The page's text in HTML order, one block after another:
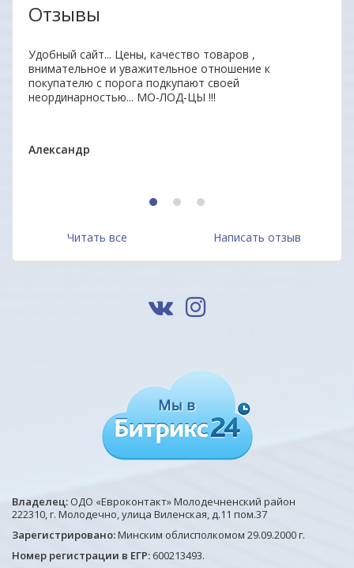
Отзывы
Удобный сайт... Цены, качество товаров ,
внимательное и уважительное отношение к
покупателю с порога подкупают своей
неординарностью... МО-ЛОД-ЦЫ !!!
Александр
1 2 3
Читать все Написать отзыв
Владелец: ОДО «Евроконтакт» Молодечненский район
222310, г. Молодечно, улица Виленская, д.11 пом.37
Зарегистрировано:Минским облисполкомом 29.09.2000 г.
Номер регистрации в ЕГР: 600213493.